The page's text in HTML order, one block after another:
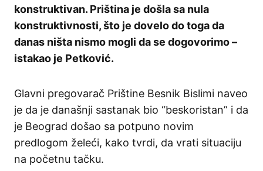
konstruktivan. Priština je došla sa nula
konstruktivnosti, što je dovelo do toga da
danas ništa nismo mogli da se dogovorimo –
istakao je Petković.
Glavni pregovarač Prištine Besnik Bislimi naveo
je da je današnji sastanak bio “beskoristan” i da
je Beograd došao sa potpuno novim
predlogom želeći, kako tvrdi, da vrati situaciju
na početnu tačku.